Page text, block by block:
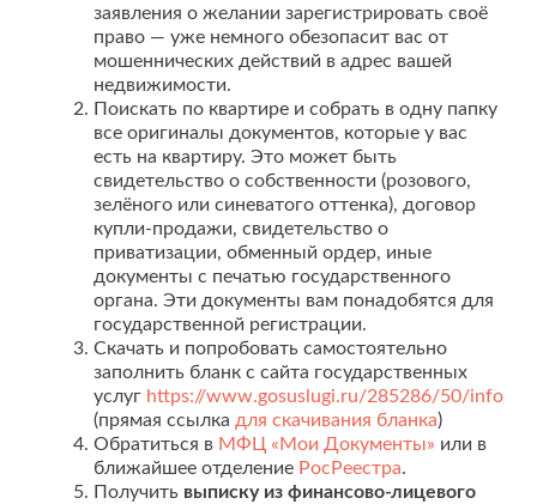
заявления о желании зарегистрировать своё
право — уже немного обезопасит вас от
мошеннических действий в адрес вашей
недвижимости.
Поискать по квартире и собрать в одну папку
все оригиналы документов, которые у вас
есть на квартиру. Это может быть
свидетельство о собственности (розового,
зелёного или синеватого оттенка), договор
купли-продажи, свидетельство о
приватизации, обменный ордер, иные
документы с печатью государственного
органа. Эти документы вам понадобятся для
государственной регистрации.
Скачать и попробовать самостоятельно
заполнить бланк с сайта государственных
услуг https://www.gosuslugi.ru/285286/50/info
(прямая ссылка для скачивания бланка)
Обратиться в МФЦ «Мои Документы» или в
ближайшее отделение РосРеестра.
Получить выписку из финансово-лицевого